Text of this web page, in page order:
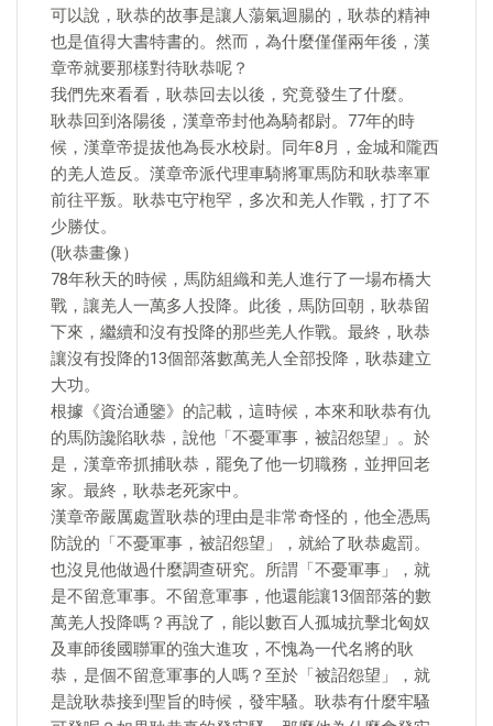
可以說，耿恭的故事是讓人蕩氣迴腸的，耿恭的精神
也是值得大書特書的。然而，為什麼僅僅兩年後，漢
章帝就要那樣對待耿恭呢？
我們先來看看，耿恭回去以後，究竟發生了什麼。
耿恭回到洛陽後，漢章帝封他為騎都尉。77年的時
候，漢章帝提拔他為長水校尉。同年8月，金城和隴西
的羌人造反。漢章帝派代理車騎將軍馬防和耿恭率軍
前往平叛。耿恭屯守枹罕，多次和羌人作戰，打了不
少勝仗。
(耿恭畫像）
​78年秋天的時候，馬防組織和羌人進行了一場布橋大
戰，讓羌人一萬多人投降。此後，馬防回朝，耿恭留
下來，繼續和沒有投降的那些羌人作戰。最終，耿恭
讓沒有投降的13個部落數萬羌人全部投降，耿恭建立
大功。
根據《資治通鑒》的記載，這時候，本來和耿恭有仇
的馬防讒陷耿恭，說他「不憂軍事，被詔怨望」。於
是，漢章帝抓捕耿恭，罷免了他一切職務，並押回老
家。最終，耿恭老死家中。
漢章帝嚴厲處置耿恭的理由是非常奇怪的，他全憑馬
防說的「不憂軍事，被詔怨望」，就給了耿恭處罰。
也沒見他做過什麼調查研究。所謂「不憂軍事」，就
是不留意軍事。不留意軍事，他還能讓13個部落的數
萬羌人投降嗎？再說了，能以數百人孤城抗擊北匈奴
及車師後國聯軍的強大進攻，不愧為一代名將的耿
恭，是個不留意軍事的人嗎？至於「被詔怨望」，就
是說耿恭接到聖旨的時候，發牢騷。耿恭有什麼牢騷